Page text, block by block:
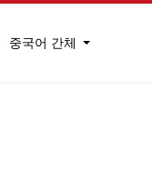
중국어 간체